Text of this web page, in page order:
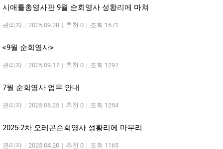
시애틀총영사관 9월 순회영사 성황리에 마쳐
관리자 | 2025.09.28 | 추천 0 | 조회 1571
<9월 순회영사>
관리자 | 2025.09.17 | 추천 0 | 조회 1297
7월 순회영사 업무 안내
관리자 | 2025.06.25 | 추천 0 | 조회 1254
2025-2차 오레곤순회영사 성황리에 마무리
관리자 | 2025.04.20 | 추천 0 | 조회 1165